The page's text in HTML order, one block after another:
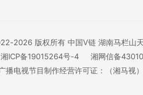
2026 版权所有 中国V链 湖南马栏山
湘ICP备19015264号-4 湘网信备
播电视节目制作经营许可证：（湘马视